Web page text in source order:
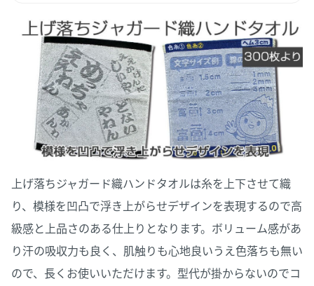
上げ落ちジャガード織ハンドタオルは糸を上下させて織
り、模様を凹凸で浮き上がらせデザインを表現するので高
級感と上品さのある仕上りとなります。ボリューム感があ
り汗の吸収力も良く、肌触りも心地良いうえ色落ちも無い
ので、長くお使いいただけます。型代が掛からないのでコ